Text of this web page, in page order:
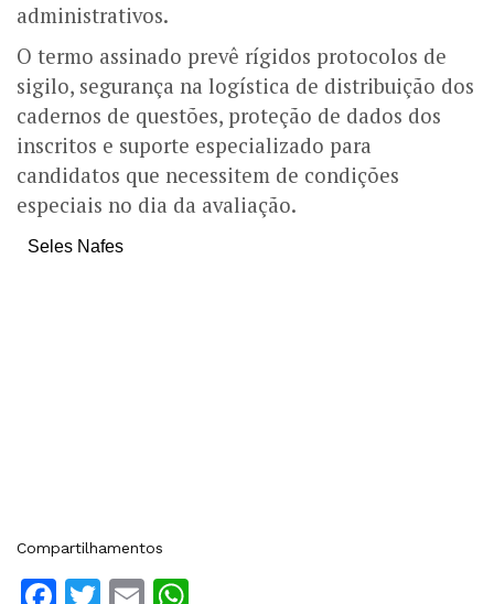
administrativos.
​O termo assinado prevê rígidos protocolos de
sigilo, segurança na logística de distribuição dos
cadernos de questões, proteção de dados dos
inscritos e suporte especializado para
candidatos que necessitem de condições
especiais no dia da avaliação.
Seles Nafes
Compartilhamentos